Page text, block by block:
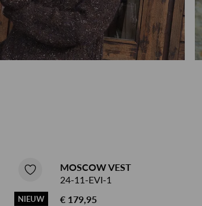
Herenkappers de Vos
NIEUW
MOSCOW VEST
24-11-EVI-1
€ 179,95